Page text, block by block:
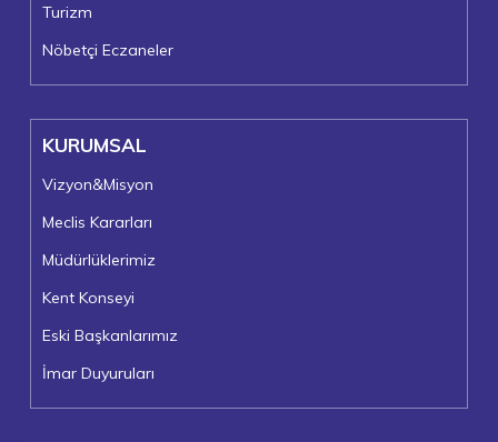
Turizm
Nöbetçi Eczaneler
KURUMSAL
Vizyon&Misyon
Meclis Kararları
Müdürlüklerimiz
Kent Konseyi
Eski Başkanlarımız
İmar Duyuruları